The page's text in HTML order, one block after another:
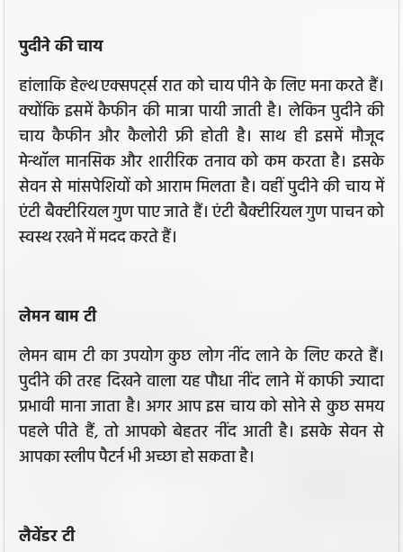
पुदीने की चाय
हांलाकि हेल्थ एक्सपर्ट्स रात को चाय पीने के लिए मना करते हैं।
क्योंकि इसमें कैफीन की मात्रा पायी जाती है। लेकिन पुदीने की
चाय कैफीन और कैलोरी फ्री होती है। साथ ही इसमें मौजूद
मेन्थॉल मानसिक और शारीरिक तनाव को कम करता है। इसके
सेवन से मांसपेशियों को आराम मिलता है। वहीं पुदीने की चाय में
एंटी बैक्टीरियल गुण पाए जाते हैं। एंटी बैक्टीरियल गुण पाचन को
स्वस्थ रखने में मदद करते हैं।
लेमन बाम टी
लेमन बाम टी का उपयोग कुछ लोग नींद लाने के लिए करते हैं।
पुदीने की तरह दिखने वाला यह पौधा नींद लाने में काफी ज्यादा
प्रभावी माना जाता है। अगर आप इस चाय को सोने से कुछ समय
पहले पीते हैं, तो आपको बेहतर नींद आती है। इसके सेवन से
आपका स्लीप पैटर्न भी अच्छा हो सकता है।
लैवेंडर टी